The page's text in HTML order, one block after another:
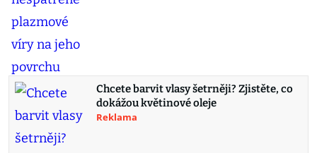
Chcete barvit vlasy šetrněji? Zjistěte, co
dokážou květinové oleje
Reklama